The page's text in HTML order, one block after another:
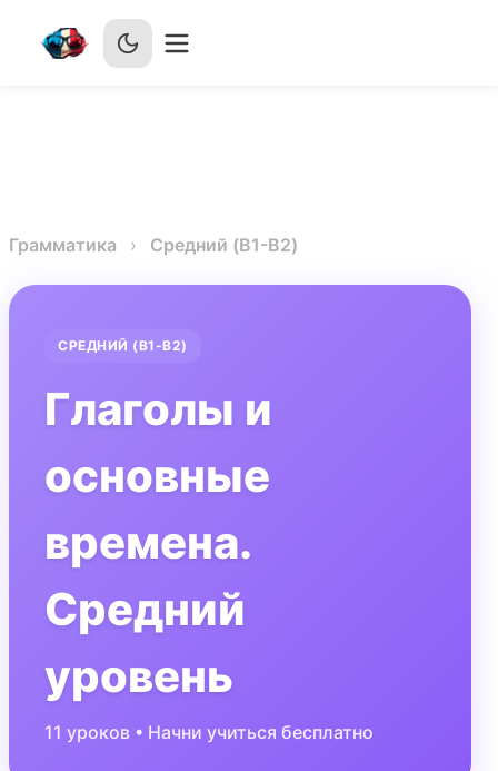
Грамматика Средний (B1-B2)
СРЕДНИЙ (B1-B2)
Глаголы и
основные
времена.
Средний
уровень
11 уроков • Начни учиться бесплатно